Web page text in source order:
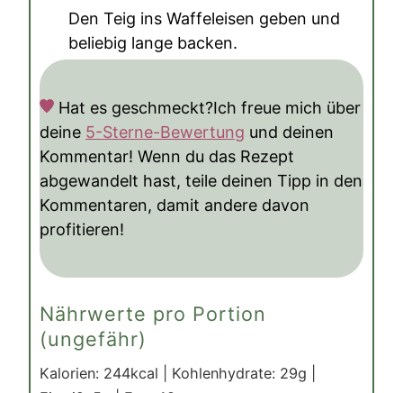
Den Teig ins Waffeleisen geben und
beliebig lange backen.
Hat es geschmeckt?Ich freue mich über
deine 5-Sterne-Bewertung und deinen
Kommentar! Wenn du das Rezept
abgewandelt hast, teile deinen Tipp in den
Kommentaren, damit andere davon
profitieren!
Nährwerte pro Portion
(ungefähr)
Kalorien: 244kcal Kohlenhydrate: 29g